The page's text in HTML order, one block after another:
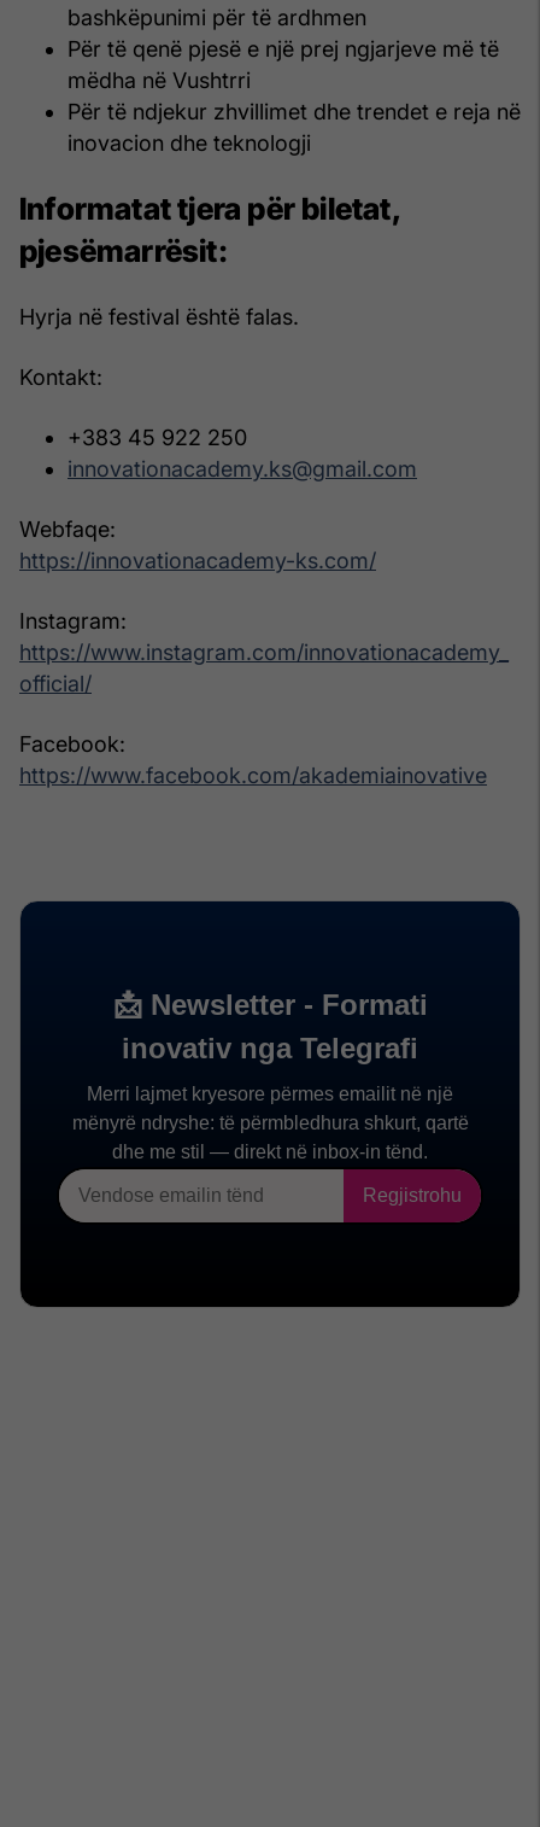
bashkëpunimi për të ardhmen
Për të qenë pjesë e një prej ngjarjeve më të
mëdha në Vushtrri
Për të ndjekur zhvillimet dhe trendet e reja në
inovacion dhe teknologji
Informatat tjera për biletat,
pjesëmarrësit:
Hyrja në festival është falas.
Kontakt:
+383 45 922 250
innovationacademy.ks@gmail.com
Webfaqe:
https://innovationacademy-ks.com/
Instagram:
https://www.instagram.com/innovationacademy_
official/
Facebook:
https://www.facebook.com/akademiainovative